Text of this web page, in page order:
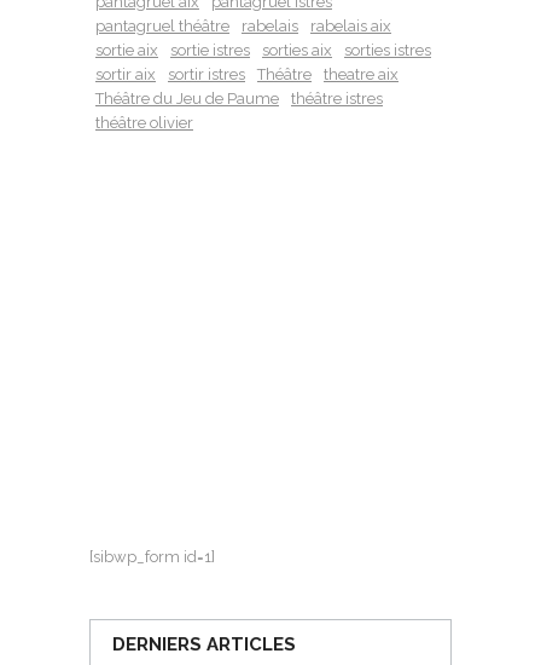
pantagruel théâtre
rabelais
rabelais aix
sortie aix
sortie istres sorties aix
sorties istres
sortir aix
sortir istres Théâtre
theatre aix
Théâtre du Jeu de Paume
théâtre istres
théâtre olivier
[sibwp_form id=1]
DERNIERS ARTICLES